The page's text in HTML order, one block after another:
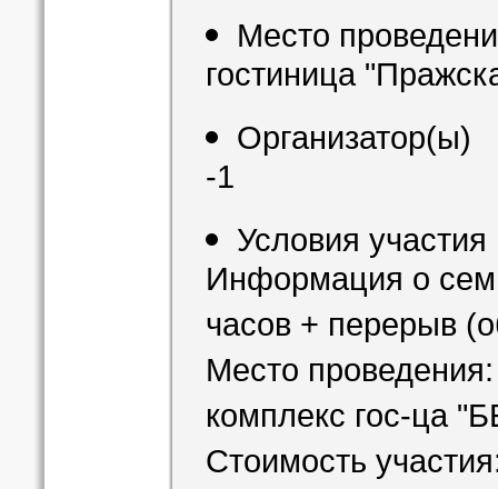
Место
гостиница
Организатор(ы)
-1
Условия
Информация о
часов + перерыв
Место
комплекс гос-ца
Стоимость